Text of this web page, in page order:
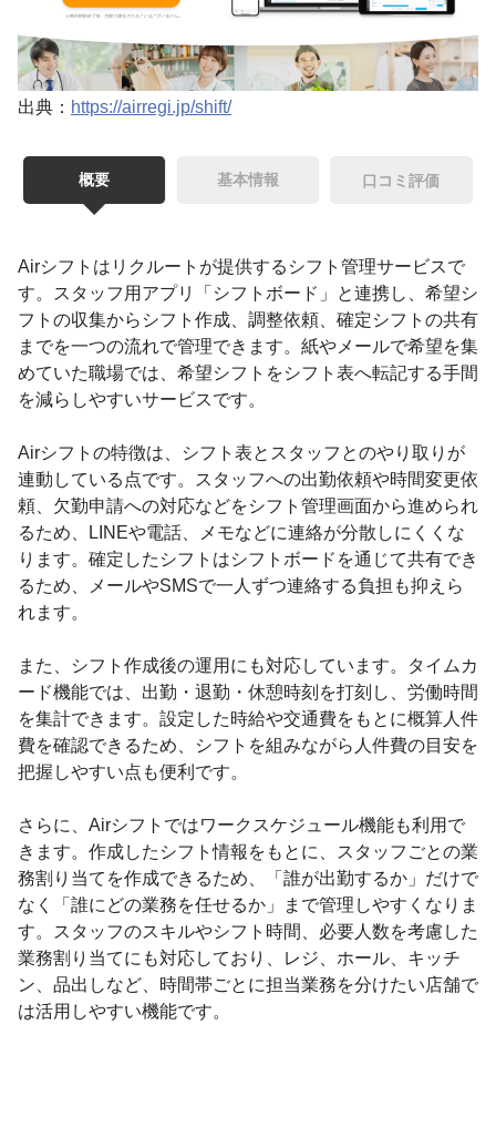
出典： https://airregi.jp/shift/
概要 基本情報 口コミ評価
Airシフトはリクルートが提供するシフト管理サービスで
す。スタッフ用アプリ「シフトボード」と連携し、希望シ
フトの収集からシフト作成、調整依頼、確定シフトの共有
までを一つの流れで管理できます。紙やメールで希望を集
めていた職場では、希望シフトをシフト表へ転記する手間
を減らしやすいサービスです。
Airシフトの特徴は、シフト表とスタッフとのやり取りが
連動している点です。スタッフへの出勤依頼や時間変更依
頼、欠勤申請への対応などをシフト管理画面から進められ
るため、LINEや電話、メモなどに連絡が分散しにくくな
ります。確定したシフトはシフトボードを通じて共有でき
るため、メールやSMSで一人ずつ連絡する負担も抑えら
れます。
また、シフト作成後の運用にも対応しています。タイムカ
ード機能では、出勤・退勤・休憩時刻を打刻し、労働時間
を集計できます。設定した時給や交通費をもとに概算人件
費を確認できるため、シフトを組みながら人件費の目安を
把握しやすい点も便利です。
さらに、Airシフトではワークスケジュール機能も利用で
きます。作成したシフト情報をもとに、スタッフごとの業
務割り当てを作成できるため、「誰が出勤するか」だけで
なく「誰にどの業務を任せるか」まで管理しやすくなりま
す。スタッフのスキルやシフト時間、必要人数を考慮した
業務割り当てにも対応しており、レジ、ホール、キッチ
ン、品出しなど、時間帯ごとに担当業務を分けたい店舗で
は活用しやすい機能です。